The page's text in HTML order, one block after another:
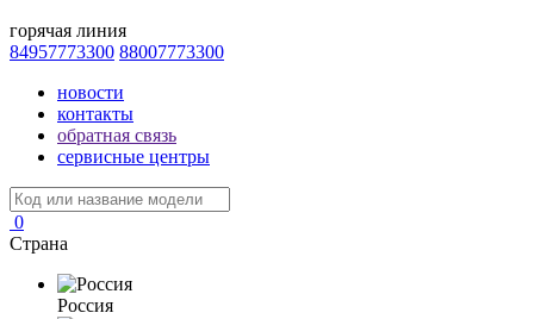
горячая линия
84957773300 88007773300
новости
контакты
обратная связь
сервисные центры
0
Страна
Россия